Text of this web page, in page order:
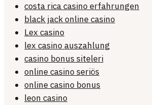
costa rica casino erfahrungen
black jack online casino
Lex casino
lex casino auszahlung
casino bonus siteleri
online casino seriös
online casino bonus
leon casino